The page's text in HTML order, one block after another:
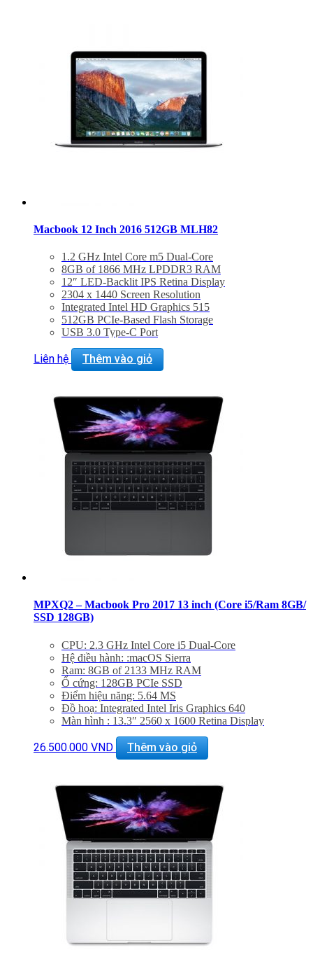
Macbook 12 Inch 2016 512GB MLH82
1.2 GHz Intel Core m5 Dual-Core
8GB of 1866 MHz LPDDR3 RAM
12″ LED-Backlit IPS Retina Display
2304 x 1440 Screen Resolution
Integrated Intel HD Graphics 515
512GB PCIe-Based Flash Storage
USB 3.0 Type-C Port
Force Touch Trackpad
Mac OS X El Capitan or macOS Sierra
Liên hệ Thêm vào giỏ
MPXQ2 – Macbook Pro 2017 13 inch (Core i5/Ram 8GB/
SSD 128GB)
CPU: 2.3 GHz Intel Core i5 Dual-Core
Hệ điều hành: :macOS Sierra
Ram: 8GB of 2133 MHz RAM
Ổ cứng: 128GB PCIe SSD
Điểm hiệu năng: 5.64 MS
Đồ hoạ: Integrated Intel Iris Graphics 640
Màn hình : 13.3″ 2560 x 1600 Retina Display
Thiết bị nghe nhìn: 720p FaceTime HD Camera &
Dual Mics, 3.5mm Headphones Jack | Stereo Speakers
Bluetooth: Bluetooth 4.2
BẢO HÀNH 1 NĂM.
26.500.000 VND Thêm vào giỏ